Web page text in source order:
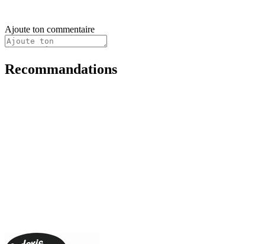
Ajoute ton commentaire
Recommandations